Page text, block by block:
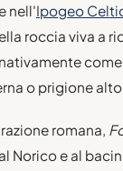
nell'Ipogeo
roccia viva a
o prigione
romana,
Norico e al